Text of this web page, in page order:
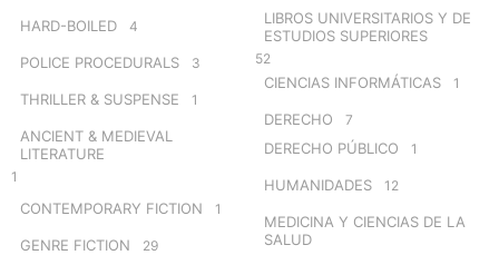
HARD-BOILED 4
POLICE PROCEDURALS 3
THRILLER & SUSPENSE 1
ANCIENT & MEDIEVAL
LITERATURE
1
CONTEMPORARY FICTION 1
GENRE FICTION 29
LIBROS UNIVERSITARIOS Y DE
ESTUDIOS SUPERIORES
52
CIENCIAS INFORMÁTICAS 1
DERECHO 7
DERECHO PÚBLICO 1
HUMANIDADES 12
MEDICINA Y CIENCIAS DE LA
SALUD